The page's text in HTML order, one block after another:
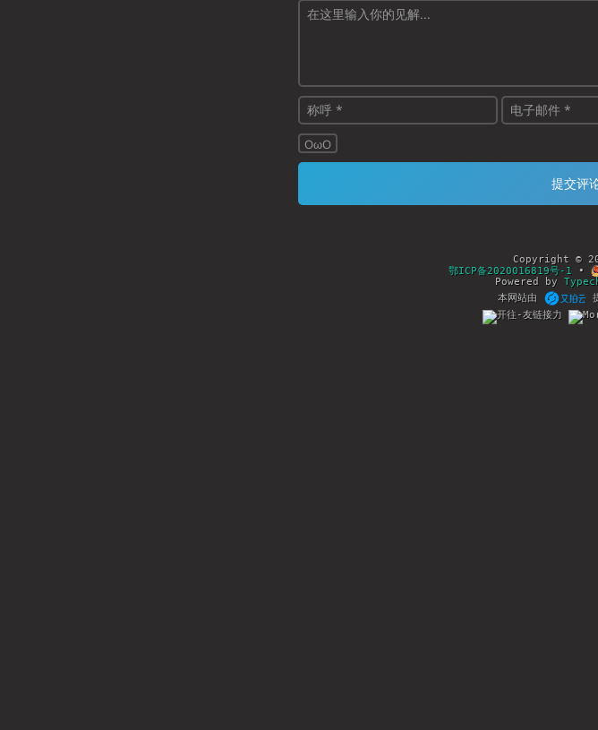
OωO
Copyright ©
鄂ICP备2020016819号-1 •
Powered by
本网站由